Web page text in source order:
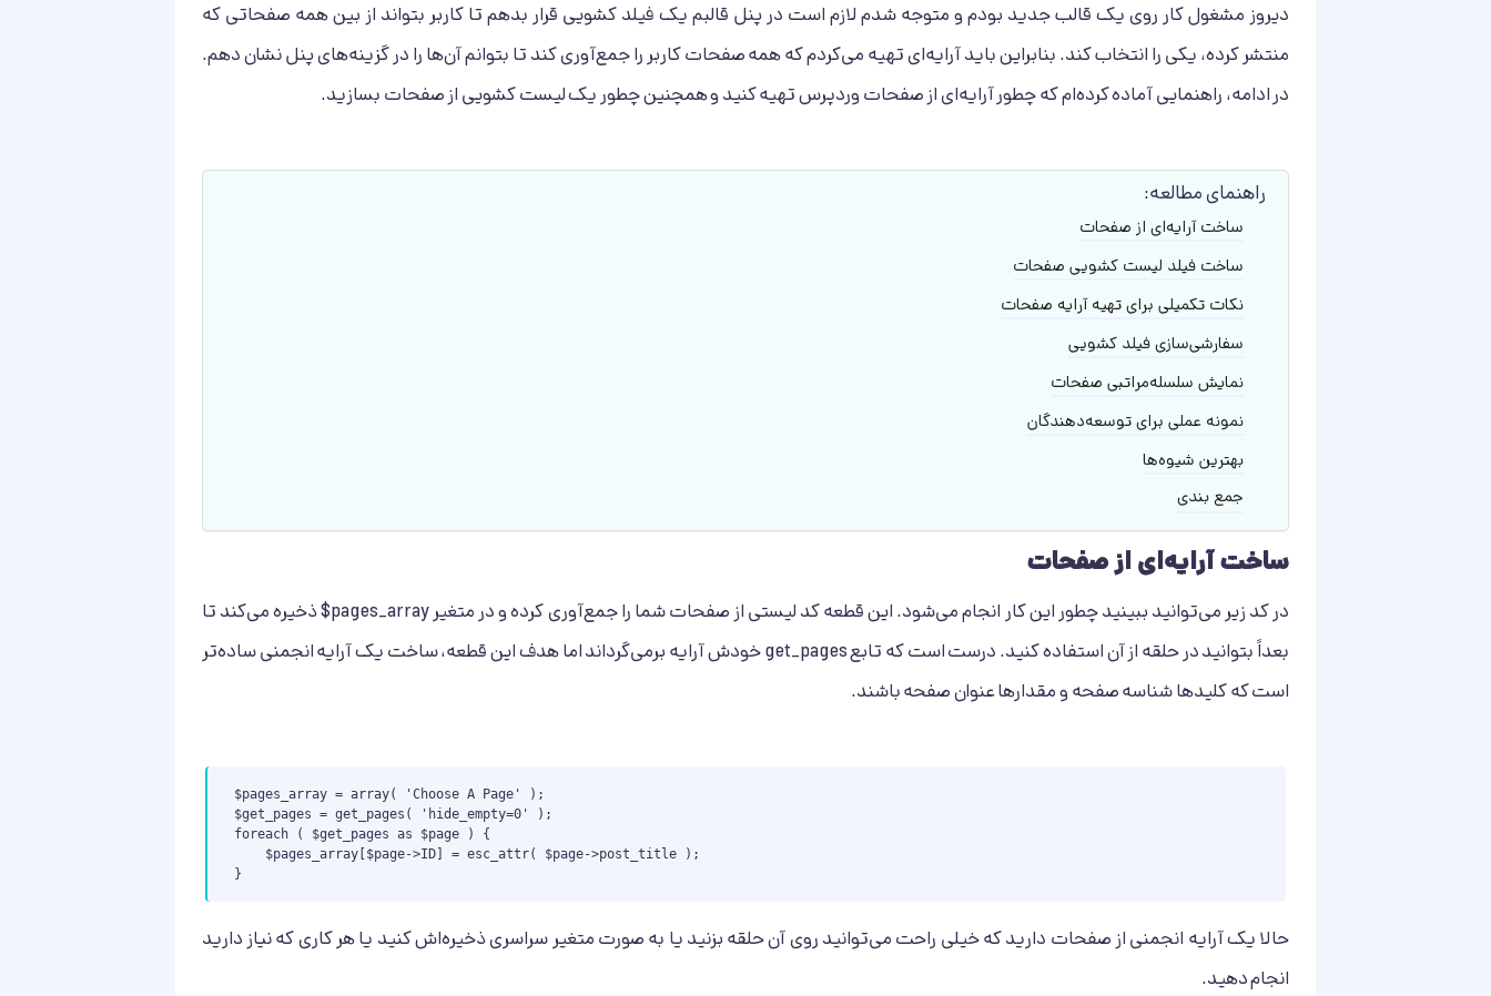
دیروز مشغول کار روی یک قالب جدید بودم و متوجه شدم لازم است در پنل قالبم یک فیلد کشویی قرار بدهم تا کاربر بتواند از بین همه صفحاتی که
منتشر کرده، یکی را انتخاب کند. بنابراین باید آرایه‌ای تهیه می‌کردم که همه صفحات کاربر را جمع‌آوری کند تا بتوانم آن‌ها را در گزینه‌های پنل نشان دهم.
در ادامه، راهنمایی آماده کرده‌ام که چطور آرایه‌ای از صفحات وردپرس تهیه کنید و همچنین چطور یک لیست کشویی از صفحات بسازید.
راهنمای مطالعه:
ساخت آرایه‌ای از صفحات
ساخت فیلد لیست کشویی صفحات
نکات تکمیلی برای تهیه آرایه صفحات
سفارشی‌سازی فیلد کشویی
نمایش سلسله‌مراتبی صفحات
نمونه عملی برای توسعه‌دهندگان
بهترین شیوه‌ها
جمع بندی
ساخت آرایه‌ای از صفحات
در کد زیر می‌توانید ببینید چطور این کار انجام می‌شود. این قطعه کد لیستی از صفحات شما را جمع‌آوری کرده و در متغیر$pages_arrayذخیره می‌کند تا
بعداً بتوانید در حلقه از آن استفاده کنید. درست است که تابعget_pagesخودش آرایه برمی‌گرداند اما هدف این قطعه، ساخت یک آرایه انجمنی ساده‌تر
است که کلیدها شناسه صفحه و مقدارها عنوان صفحه باشند.
$pages_array = array( 'Choose A Page' );
$get_pages = get_pages( 'hide_empty=0' );
foreach ( $get_pages as $page ) {
}
حالا یک آرایه انجمنی از صفحات دارید که خیلی راحت می‌توانید روی آن حلقه بزنید یا به صورت متغیر سراسری ذخیره‌اش کنید یا هر کاری که نیاز دارید
انجام دهید.